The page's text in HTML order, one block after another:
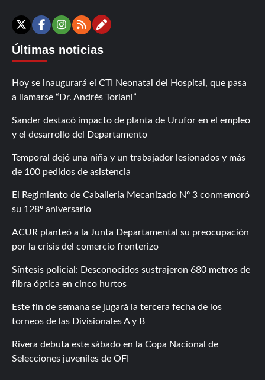
X Facebook
Instagram
RSSContáctanos
Últimas noticias
Hoy se inaugurará el CTI Neonatal del Hospital, que pasa
a llamarse “Dr. Andrés Toriani”
Sander destacó impacto de planta de Urufor en el empleo
y el desarrollo del Departamento
Temporal dejó una niña y un trabajador lesionados y más
de 100 pedidos de asistencia
El Regimiento de Caballería Mecanizado Nº 3 conmemoró
su 128º aniversario
ACUR planteó a la Junta Departamental su preocupación
por la crisis del comercio fronterizo
Síntesis policial: Desconocidos sustrajeron 680 metros de
fibra óptica en cinco hurtos
Este fin de semana se jugará la tercera fecha de los
torneos de las Divisionales A y B
Rivera debuta este sábado en la Copa Nacional de
Selecciones juveniles de OFI